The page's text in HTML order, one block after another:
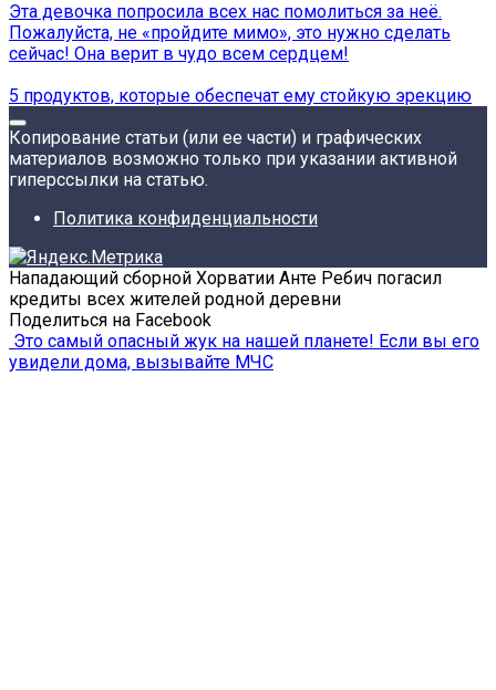
Эта девочка попросила всех нас помолиться за неё.
Пожалуйста, не «пройдите мимо», это нужно сделать
сейчас! Она верит в чудо всем сердцем!
5 продуктов, которые обеспечат ему стойкую эрекцию
Копирование статьи (или ее части) и графических
материалов возможно только при указании активной
гиперссылки на статью.
Политика конфиденциальности
Нападающий сборной Хорватии Анте Ребич погасил
кредиты всех жителей родной деревни
Поделиться на Facebook
Это самый опасный жук на нашей планете! Если вы его
увидели дома, вызывайте МЧС